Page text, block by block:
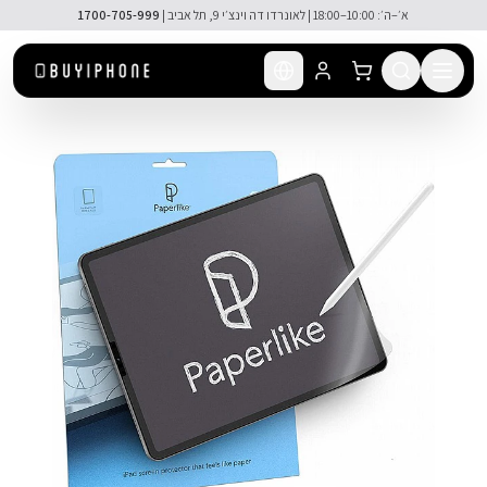
דלג לתוכן הראשי
א׳–ה׳: 10:00–18:00 | לאונרדו דה וינצ׳י 9, תל אביב | 1700-705-999